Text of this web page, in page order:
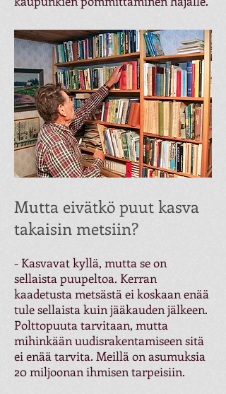
Mutta eivätkö puut kasva
takaisin metsiin?
- Kasvavat kyllä, mutta se on
sellaista puupeltoa. Kerran
kaadetusta metsästä ei koskaan enää
tule sellaista kuin jääkauden jälkeen.
Polttopuuta tarvitaan, mutta
mihinkään uudisrakentamiseen sitä
ei enää tarvita. Meillä on asumuksia
20 miljoonan ihmisen tarpeisiin.